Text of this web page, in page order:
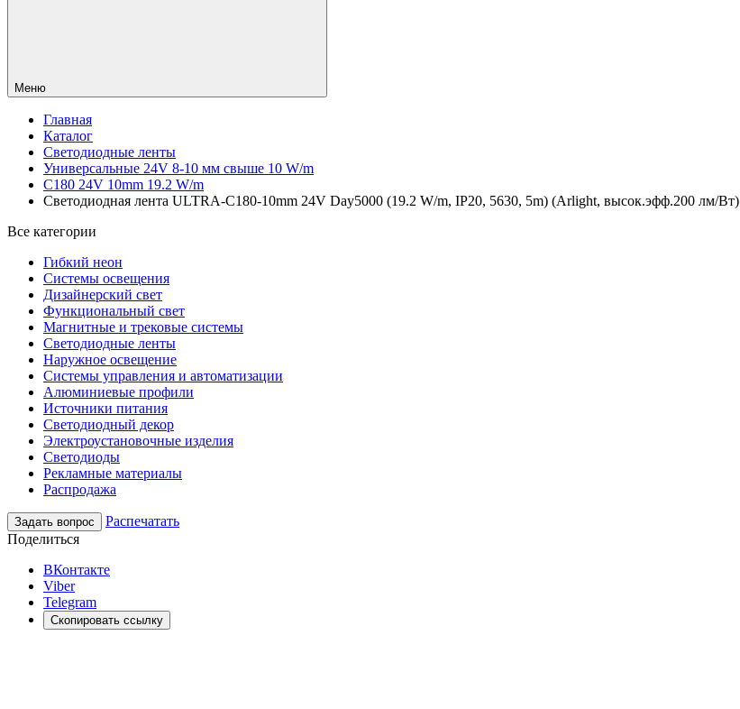
Меню
Главная
Каталог
Светодиодные ленты
Универсальные 24V 8-10 мм свыше 10 W/m
C180 24V 10mm 19.2 W/m
Светодиодная лента ULTRA-C180-10mm 24V Day5000 (19.2 W/m, IP20, 5630, 5m) (Arlight, высок.эфф.200 лм/Вт)
Все категории
Гибкий неон
Системы освещения
Дизайнерский свет
Функциональный свет
Магнитные и трековые системы
Светодиодные ленты
Наружное освещение
Системы управления и автоматизации
Алюминиевые профили
Источники питания
Светодиодный декор
Электроустановочные изделия
Светодиоды
Рекламные материалы
Распродажа
Задать вопрос
Распечатать
Поделиться
ВКонтакте
Viber
Telegram
Скопировать ссылку